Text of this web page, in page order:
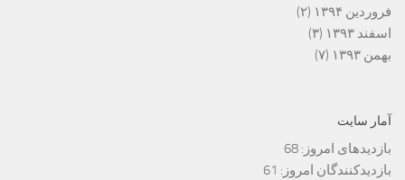
فروردین ۱۳۹۴
(۲)
اسفند ۱۳۹۳
(۳)
بهمن ۱۳۹۳
(۷)
آمار سایت
بازدیدهای امروز: 68
بازدیدکنندگان امروز: 61